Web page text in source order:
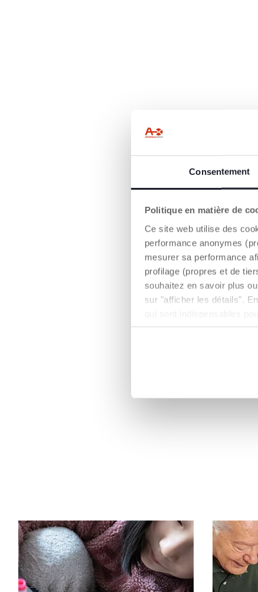
Consentement
Politique en matière de
Ce site web utilise des
performance anonymes
mesurer sa performance
profilage (propres et de
souhaitez en savoir plus
sur "afficher les détails".